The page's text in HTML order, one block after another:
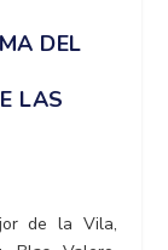
DEL
LAS
de la Vila,